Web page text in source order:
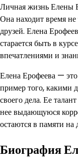
Личная жизнь Елены
Она находит время
друзей. Елена
старается быть в
впечатлениями и
Елена Ерофеева —
пример того, какими
своего дела. Ее
нее выдающуюся
остаются в памяти на
Биография